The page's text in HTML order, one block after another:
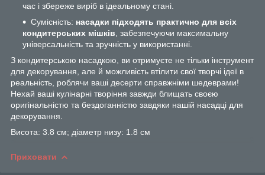
час і збереже виріб в ідеальному стані.
Сумісність: насадки підходять практично для всіх
кондитерських мішків , забезпечуючи максимальну
універсальність та зручність у використанні.
З кондитерською насадкою, ви отримуєте не тільки інструмент
для декорування, але й можливість втілити свої творчі ідеї в
реальність, роблячи ваші десерти справжніми шедеврами!
Нехай ваші кулінарні творіння завжди блищать своєю
оригінальністю та бездоганністю завдяки нашій насадці для
декорування.
Висота: 3.8 см; діаметр низу: 1.8 см
Приховати